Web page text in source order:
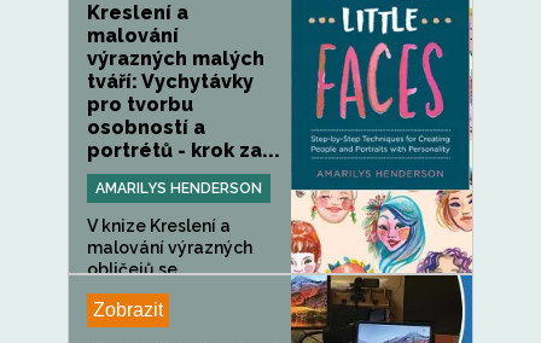
Kreslení a
malování
výrazných malých
tváří: Vychytávky
pro tvorbu
osobností a
portrétů - krok za...
AMARILYS HENDERSON
V knize Kreslení a
malování výrazných
obličejů se...
Zobrazit